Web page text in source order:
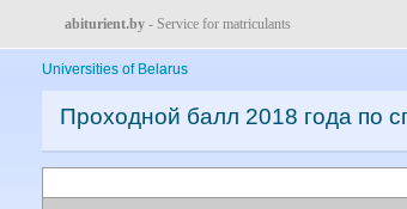
abiturient.by - Service for matriculants
Universities of Belarus
Проходной балл 2018 года по